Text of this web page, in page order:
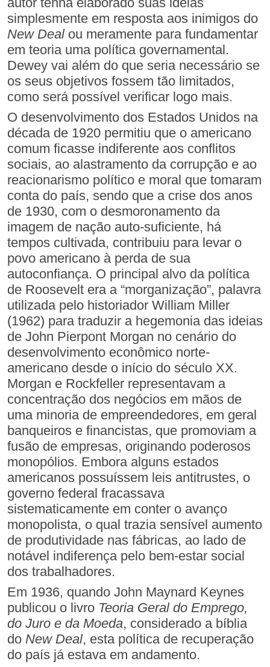
simplesmente em resposta aos inimigos do
New Dealou meramente para fundamentar
em teoria uma política governamental.
Dewey vai além do que seria necessário se
os seus objetivos fossem tão limitados,
como será possível verificar logo mais.
O desenvolvimento dos Estados Unidos na
década de 1920 permitiu que o americano
comum ficasse indiferente aos conflitos
sociais, ao alastramento da corrupção e ao
reacionarismo político e moral que tomaram
conta do país, sendo que a crise dos anos
de 1930, com o desmoronamento da
imagem de nação auto-suficiente, há
tempos cultivada, contribuiu para levar o
povo americano à perda de sua
autoconfiança. O principal alvo da política
de Roosevelt era a “morganização”, palavra
utilizada pelo historiador William Miller
(1962) para traduzir a hegemonia das ideias
de John Pierpont Morgan no cenário do
desenvolvimento econômico norte-
americano desde o início do século XX.
Morgan e Rockfeller representavam a
concentração dos negócios em mãos de
uma minoria de empreendedores, em geral
banqueiros e financistas, que promoviam a
fusão de empresas, originando poderosos
monopólios. Embora alguns estados
americanos possuíssem leis antitrustes, o
governo federal fracassava
sistematicamente em conter o avanço
monopolista, o qual trazia sensível aumento
de produtividade nas fábricas, ao lado de
notável indiferença pelo bem-estar social
dos trabalhadores.
Em 1936, quando John Maynard Keynes
publicou o livro Teoria Geral do Emprego,
do Juro e da Moeda, considerado a bíblia
do New Deal, esta política de recuperação
do país já estava em andamento.